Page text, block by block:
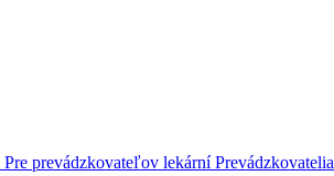
Pre prevádzkovateľov lekární Prevádzkovatelia